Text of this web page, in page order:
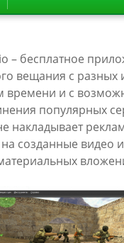
– бесплатное
вещания с разных
времени и с
популярных
накладывает
созданные видео